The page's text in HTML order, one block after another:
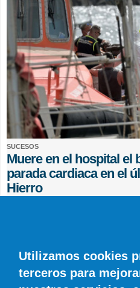
SUCESOS
Muere en el hospital el
parada cardiaca en el
Hierro
Utilizamos cookies
terceros para